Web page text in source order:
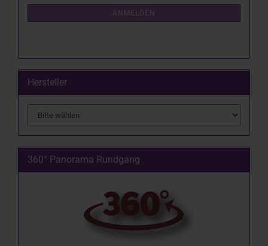
ANMELDEN
Hersteller
360° Panorama Rundgang